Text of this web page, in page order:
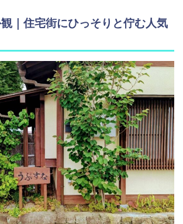
｜住宅街にひっそりと佇む人気